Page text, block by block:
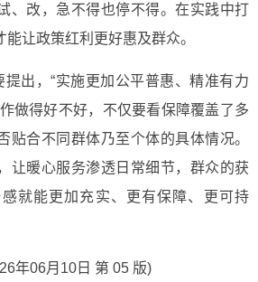
、改，急不得也停不得。在实践中打
让政策红利更好惠及群众。
提出，“实施更加公平普惠、精准有力
做得好不好，不仅要看保障覆盖了多
贴合不同群体乃至个体的具体情况。
让暖心服务渗透日常细节，群众的获
就能更加充实、更有保障、更可持
年06月10日 第 05 版)